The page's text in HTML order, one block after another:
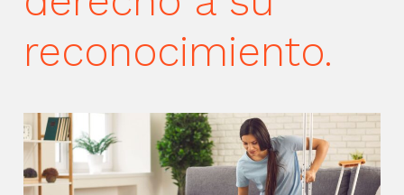
reconocimiento.